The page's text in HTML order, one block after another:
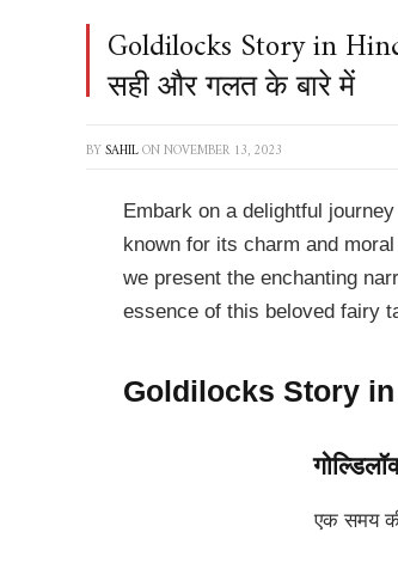
Goldilocks Story in
सही और गलत के बारे में
BYSAHILONNOVEMBER 13, 2023
Embark on a delightful
known for its charm and
we present the enchanting
essence of this beloved fairy
Goldilocks Story
एक समय